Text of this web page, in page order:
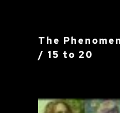
The
/ 15 to 20